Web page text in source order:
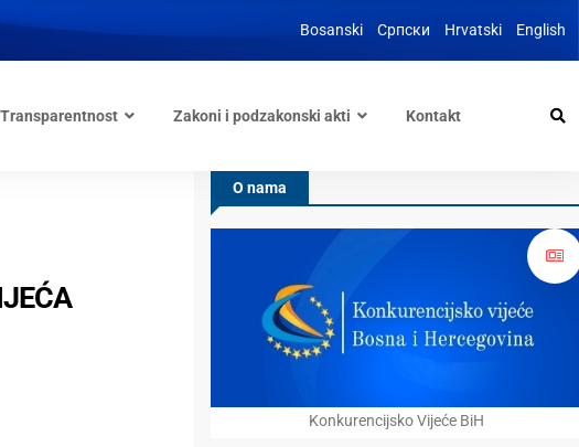
Bosanski Српски Hrvatski English
Transparentnost Zakoni i podzakonski akti Kontakt
O nama
Konkurencijsko Vijeće BiH